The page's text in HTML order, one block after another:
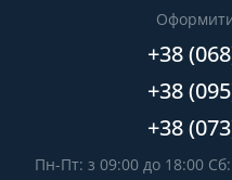
+38
+38
+38
Пн-Пт: з 09:00 до 18:00